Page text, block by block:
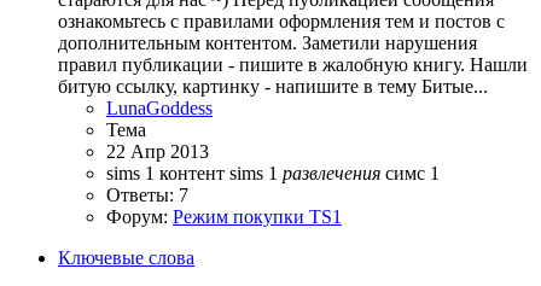
ознакомьтесь с правилами оформления тем и постов с
дополнительным контентом. Заметили нарушения
правил публикации - пишите в жалобную книгу. Нашли
битую ссылку, картинку - напишите в тему Битые...
LunaGoddess
Тема
22 Апр 2013
sims 1 контент sims 1 развлечения симс 1
Ответы: 7
Форум: Режим покупки TS1
Ключевые слова